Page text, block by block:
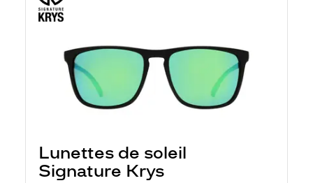
Lunettes de soleil
Signature Krys